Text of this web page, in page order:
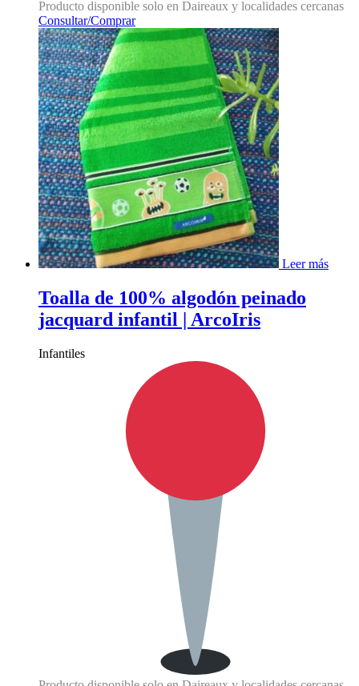
Producto disponible solo en Daireaux y localidades cercanas
Consultar/Comprar
Leer más
Toalla de 100% algodón peinado
jacquard infantil | ArcoIris
Infantiles